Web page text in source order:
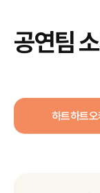
공연팀
하트하트